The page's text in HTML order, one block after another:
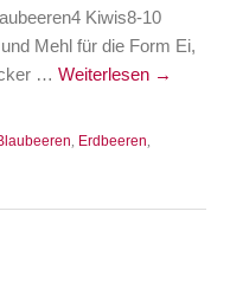
Kiwis8-10
Mehl für die Form Ei,
… Weiterlesen →
Erdbeeren